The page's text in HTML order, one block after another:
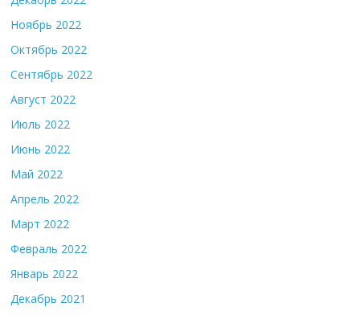
Ноябрь 2022
Октябрь 2022
Сентябрь 2022
Август 2022
Июль 2022
Июнь 2022
Май 2022
Апрель 2022
Март 2022
Февраль 2022
Январь 2022
Декабрь 2021